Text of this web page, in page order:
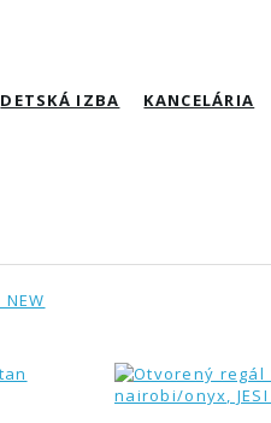
DETSKÁ IZBA KANCELÁRIA